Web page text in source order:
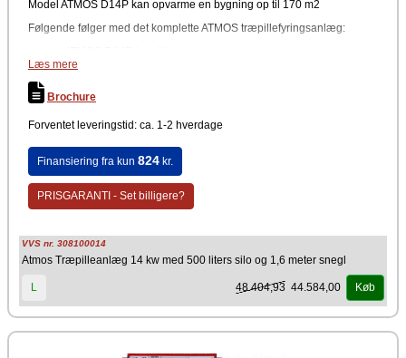
Model ATMOS D14P kan opvarme en bygning op til 170 m2
Følgende følger med det komplette ATMOS træpillefyringsanlæg:
Atmos A25 træpillebrænder
Atmos indføringssnegl 1,6m
Læs mere
Brochure
Forventet leveringstid: ca. 1-2 hverdage
Finansiering fra kun 824kr.
PRISGARANTI - Set billigere?
VVS nr. 308100014
Atmos Træpilleanlæg 14 kw med 500 liters silo og 1,6 meter snegl
L 48.404,93 44.584,00 Køb